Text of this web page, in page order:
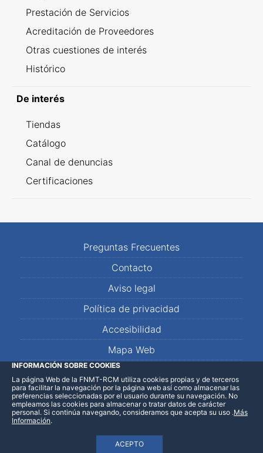
Prestación de Servicios
Acreditación de Proveedores
Otras cuestiones de interés
Histórico
De interés
Tiendas
Catálogo
Canal de denuncias
Certificaciones
Preguntas Frecuentes
Contacto
Aviso legal
Política de privacidad
Accesibilidad
Mapa Web
LinkedInFacebookWhatsApp
INFORMACIÓN SOBRE COOKIES
La página Web de la FNMT-RCM utiliza cookies propias y de terceros
para facilitar la navegación por la página web así como almacenar las
preferencias seleccionadas por el usuario durante su navegación. No
empleamos las cookies para almacenar o tratar datos de carácter
personal. Si continúa navegando, consideramos que acepta su uso
ACEPTO
.Más
Información.